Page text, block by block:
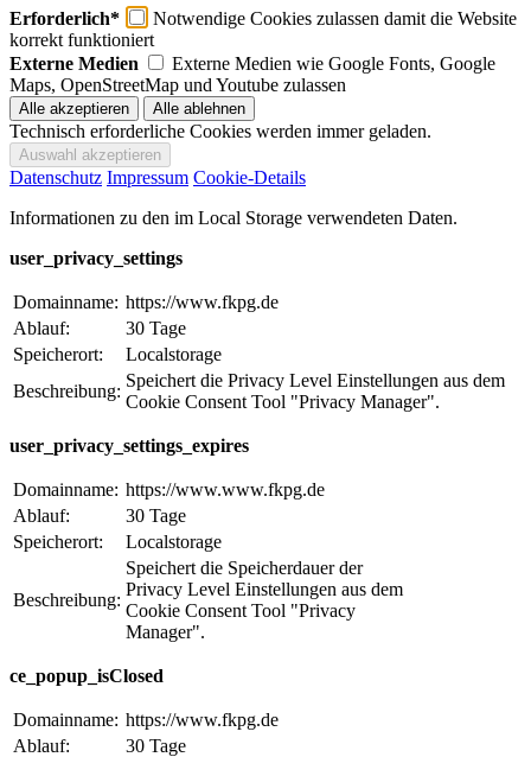
Erforderlich*
Notwendige Cookies zulassen damit die Website
korrekt funktioniert
Externe Medien
Externe Medien wie Google Fonts, Google
Maps, OpenStreetMap und Youtube zulassen
Technisch erforderliche Cookies werden immer geladen.
Datenschutz Impressum Cookie-Details
Informationen zu den im Local Storage verwendeten Daten.
user_privacy_settings
Domainname: https://www.fkpg.de
Ablauf:
30 Tage
Speicherort:
Localstorage
Beschreibung:
Speichert die Privacy Level Einstellungen aus dem
Cookie Consent Tool "Privacy Manager".
user_privacy_settings_expires
Domainname: https://www.www.fkpg.de
Ablauf:
30 Tage
Speicherort:
Localstorage
Beschreibung:
Speichert die Speicherdauer der
Privacy Level Einstellungen aus dem
Cookie Consent Tool "Privacy
Manager".
ce_popup_isClosed
Domainname: https://www.fkpg.de
Ablauf:
30 Tage